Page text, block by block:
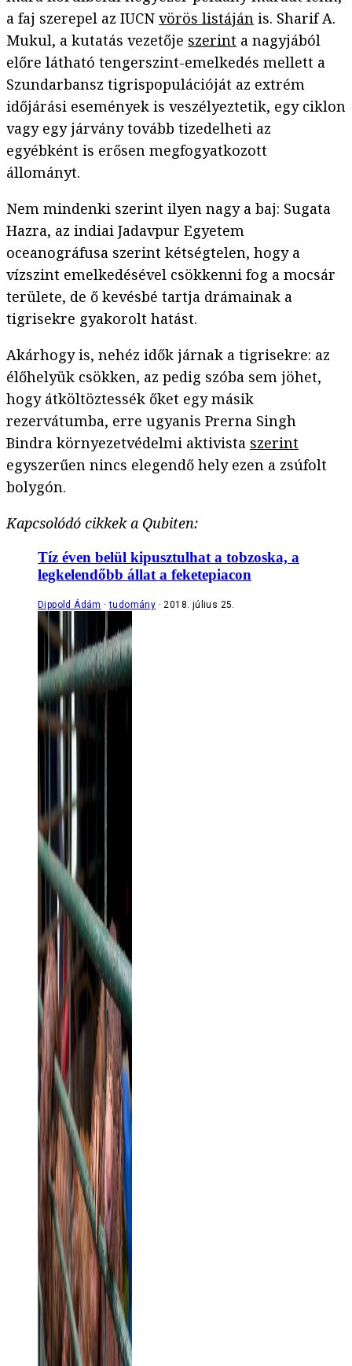
a faj szerepel az IUCN vörös listáján is. Sharif A.
Mukul, a kutatás vezetője szerint a nagyjából
előre látható tengerszint-emelkedés mellett a
Szundarbansz tigrispopulációját az extrém
időjárási események is veszélyeztetik, egy ciklon
vagy egy járvány tovább tizedelheti az
egyébként is erősen megfogyatkozott
állományt.
Nem mindenki szerint ilyen nagy a baj: Sugata
Hazra, az indiai Jadavpur Egyetem
oceanográfusa szerint kétségtelen, hogy a
vízszint emelkedésével csökkenni fog a mocsár
területe, de ő kevésbé tartja drámainak a
tigrisekre gyakorolt hatást.
Akárhogy is, nehéz idők járnak a tigrisekre: az
élőhelyük csökken, az pedig szóba sem jöhet,
hogy átköltöztessék őket egy másik
rezervátumba, erre ugyanis Prerna Singh
Bindra környezetvédelmi aktivista szerint
egyszerűen nincs elegendő hely ezen a zsúfolt
bolygón.
Kapcsolódó cikkek a Qubiten:
Tíz éven belül kipusztulhat a tobzoska, a
legkelendőbb állat a feketepiacon
Dippold Ádám tudomány 2018. július 25.